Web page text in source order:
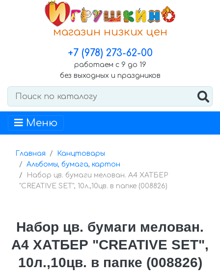
магазин низких цен
+7 (978) 273-62-00
работаем с 9 до 19
без выходных и праздников
Меню
Главная
Канцтовары
Альбомы, бумага, картон
Набор цв. бумаги мелован. А4 ХАТБЕР
"CREATIVE SET", 10л.,10цв. в папке (008826)
Набор цв. бумаги мелован.
А4 ХАТБЕР "CREATIVE SET",
10л.,10цв. в папке (008826)